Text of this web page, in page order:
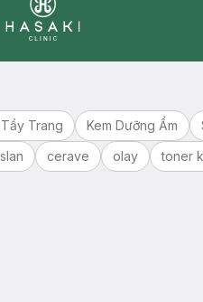
Trang Kem Dưỡng Ẩm
cerave olay toner